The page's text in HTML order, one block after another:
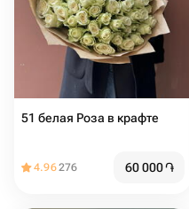
51 белая Роза в крафте
4.96276 60 000֏